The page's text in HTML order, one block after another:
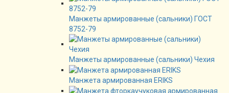
Манжеты армированные (сальники) ГОСТ
8752-79
Манжеты армированные (сальники) Чехия
Манжета армированная ERIKS